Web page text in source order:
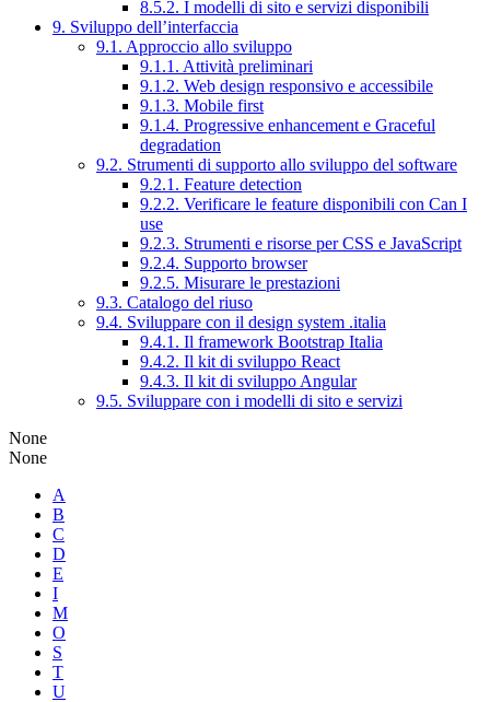
8.5.2. I modelli di sito e servizi disponibili
9. Sviluppo dell’interfaccia
9.1. Approccio allo sviluppo
9.1.1. Attività preliminari
9.1.2. Web design responsivo e accessibile
9.1.3. Mobile first
9.1.4. Progressive enhancement e Graceful
degradation
9.2. Strumenti di supporto allo sviluppo del software
9.2.1. Feature detection
9.2.2. Verificare le feature disponibili con Can I
use
9.2.3. Strumenti e risorse per CSS e JavaScript
9.2.4. Supporto browser
9.2.5. Misurare le prestazioni
9.3. Catalogo del riuso
9.4. Sviluppare con il design system .italia
9.4.1. Il framework Bootstrap Italia
9.4.2. Il kit di sviluppo React
9.4.3. Il kit di sviluppo Angular
9.5. Sviluppare con i modelli di sito e servizi
None
None
A
B
C
D
E
I
M
O
S
T
U